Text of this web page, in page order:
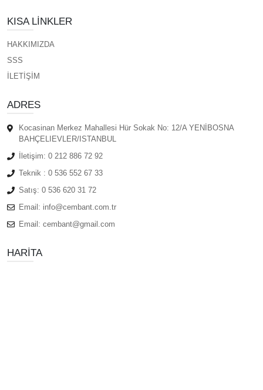
KISA LINKLER
HAKKIMIZDA
SSS
İLETİŞİM
ADRES
Kocasinan Merkez Mahallesi Hür Sokak No: 12/A YENİBOSNA
BAHÇELIEVLER/ISTANBUL
İletişim: 0 212 886 72 92
Teknik : 0 536 552 67 33
Satış: 0 536 620 31 72
Email: info@cembant.com.tr
Email: cembant@gmail.com
HARITA